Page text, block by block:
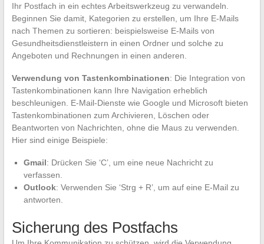
Ihr Postfach in ein echtes Arbeitswerkzeug zu verwandeln.
Beginnen Sie damit, Kategorien zu erstellen, um Ihre E-Mails
nach Themen zu sortieren: beispielsweise E-Mails von
Gesundheitsdienstleistern in einen Ordner und solche zu
Angeboten und Rechnungen in einen anderen.
Verwendung von Tastenkombinationen: Die Integration von
Tastenkombinationen kann Ihre Navigation erheblich
beschleunigen. E-Mail-Dienste wie Google und Microsoft bieten
Tastenkombinationen zum Archivieren, Löschen oder
Beantworten von Nachrichten, ohne die Maus zu verwenden.
Hier sind einige Beispiele:
Gmail: Drücken Sie ‘C’, um eine neue Nachricht zu
verfassen.
Outlook: Verwenden Sie ‘Strg + R’, um auf eine E-Mail zu
antworten.
Sicherung des Postfachs